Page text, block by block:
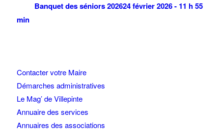
Banquet des séniors 202624 février 2026 - 11 h 55
min
Contacter votre Maire
Démarches administratives
Le Mag’ de Villepinte
Annuaire des services
Annuaires des associations